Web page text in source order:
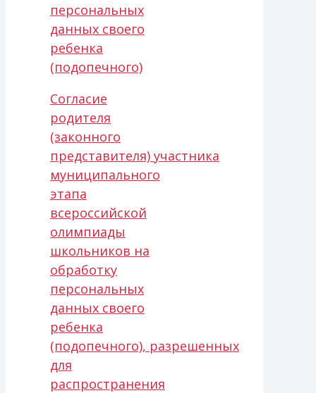
персональных
данных своего
ребенка
(подопечного)
Согласие
родителя
(законного
представителя) участника
муниципального
этапа
всероссийской
олимпиады
школьников на
обработку
персональных
данных своего
ребенка
(подопечного), разрешенных
для
распространения